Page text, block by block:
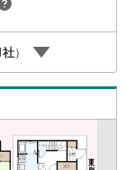
社）